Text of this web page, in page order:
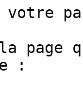
votre
la
: